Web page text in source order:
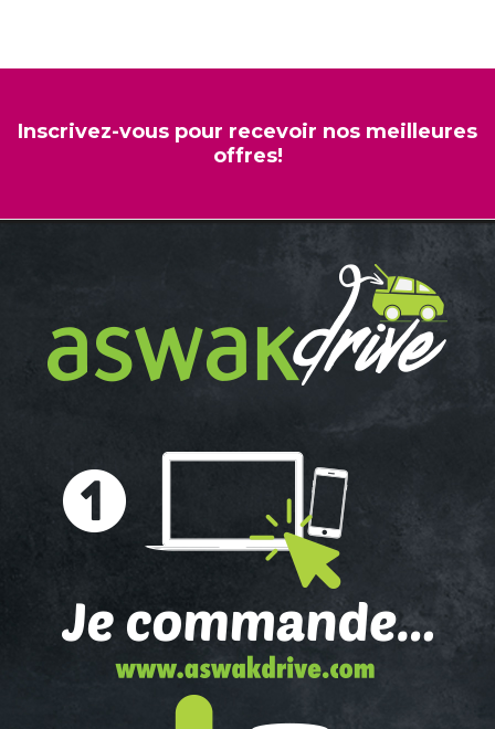
Inscrivez-vous pour recevoir nos meilleures
offres!